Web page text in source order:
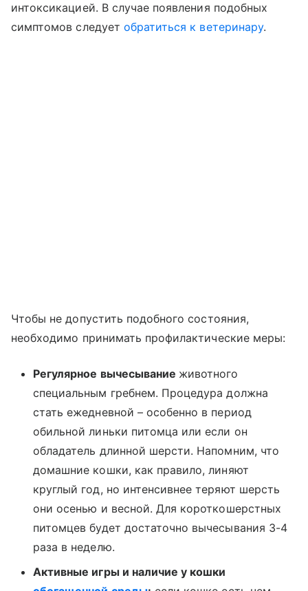
интоксикацией. В случае появления подобных
симптомов следует обратиться к ветеринару.
Чтобы не допустить подобного состояния,
необходимо принимать профилактические меры:
Регулярное вычесывание животного
специальным гребнем. Процедура должна
стать ежедневной – особенно в период
обильной линьки питомца или если он
обладатель длинной шерсти. Напомним, что
домашние кошки, как правило, линяют
круглый год, но интенсивнее теряют шерсть
они осенью и весной. Для короткошерстных
питомцев будет достаточно вычесывания 3-4
раза в неделю.
Активные игры и наличие у кошки